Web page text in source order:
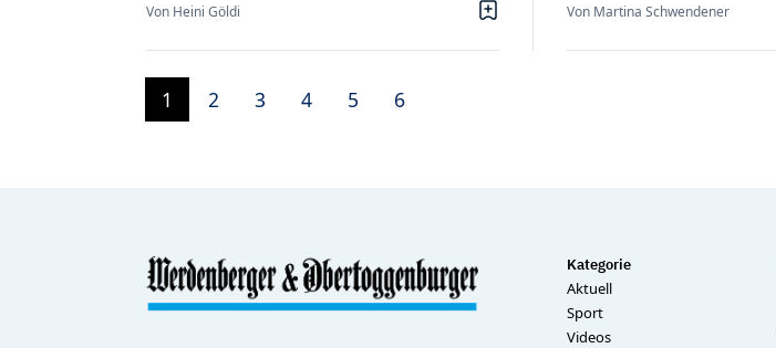
Von Heini Göldi Von Martina Schwendener
1 2 3 4 5 6
Kategorie
Aktuell
Sport
Videos